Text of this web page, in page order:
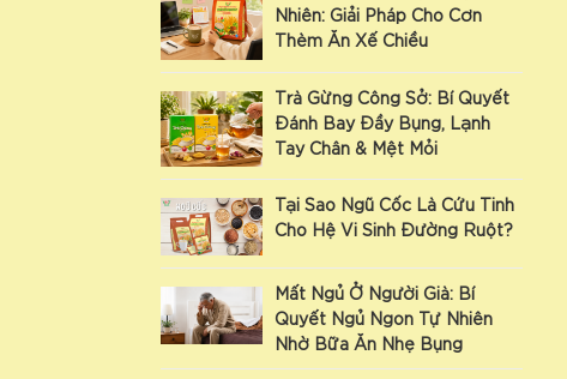
Nhiên: Giải Pháp Cho Cơn
Thèm Ăn Xế Chiều
Trà Gừng Công Sở: Bí Quyết
Đánh Bay Đầy Bụng, Lạnh
Tay Chân & Mệt Mỏi
Tại Sao Ngũ Cốc Là Cứu Tinh
Cho Hệ Vi Sinh Đường Ruột?
Mất Ngủ Ở Người Già: Bí
Quyết Ngủ Ngon Tự Nhiên
Nhờ Bữa Ăn Nhẹ Bụng